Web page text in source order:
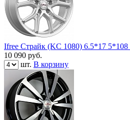
Ifree Страйк (KC 1080) 6.5*17
10 090 руб.
шт. В корзину